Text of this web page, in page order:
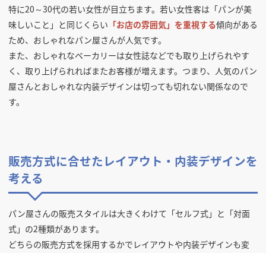
特に20～30代の若い女性が目立ちます。若い女性客は「パンが美
味しいこと」と同じくらい 「お店の雰囲気」を重視する傾向がある
ため、おしゃれなパン屋さんが人気です。
また、おしゃれなベーカリーは女性誌などでも取り上げられやす
く、取り上げられればまたお客様が増えます。つまり、人気のパン
屋さんとおしゃれな内装デザインは切っても切れない関係なので
す。
販売方式に合せたレイアウト・内装デザインを
考える
パン屋さんの販売スタイルは大きくわけて「セルフ式」と「対面
式」の2種類があります。
どちらの販売方式を採用するかでレイアウトや内装デザインも変